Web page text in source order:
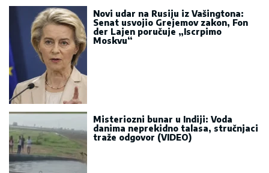
Novi udar na Rusiju iz Vašingtona:
Senat usvojio Grejemov zakon, Fon
der Lajen poručuje „Iscrpimo
Moskvu“
Misteriozni bunar u Indiji: Voda
danima neprekidno talasa, stručnjaci
traže odgovor (VIDEO)